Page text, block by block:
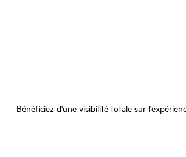
Bénéficiez d'une visibilité totale sur